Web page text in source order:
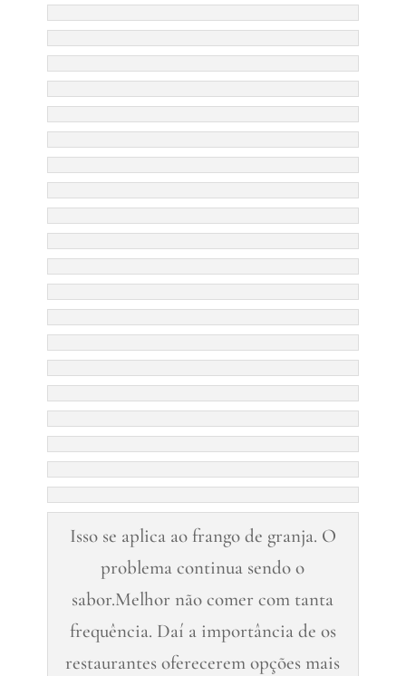
Isso se aplica ao frango de granja. O
problema continua sendo o
sabor.Melhor não comer com tanta
frequência. Daí a importância de os
restaurantes oferecerem opções mais